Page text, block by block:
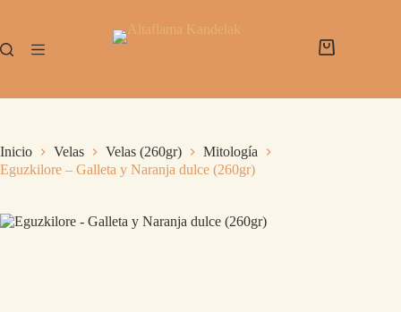
Inicio Velas Velas (260gr)
Mitología
Eguzkilore – Galleta y Naranja dulce (260gr)